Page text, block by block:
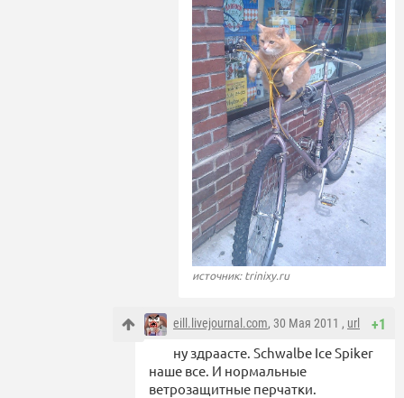
источник: trinixy.ru
+1
eill.livejournal.com, 30 Мая 2011 , url
ну здраасте. Schwalbe Ice Spiker
наше все. И нормальные
ветрозащитные перчатки.